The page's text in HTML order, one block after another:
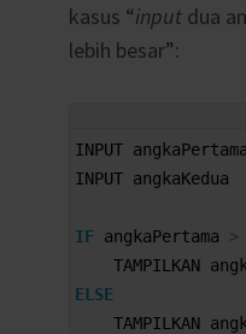
kasus “inputdua
lebih besar”:
INPUT angkaPertama
INPUT angkaKedua
IF angkaPertama >
TAMPILKAN
ELSE
TAMPILKAN